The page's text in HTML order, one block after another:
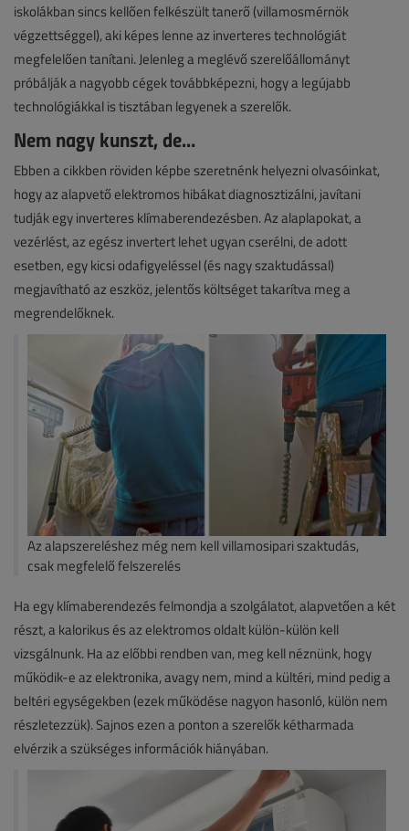
iskolákban sincs kellően felkészült tanerő (villamosmérnök
végzettséggel), aki képes lenne az inverteres technológiát
megfelelően tanítani. Jelenleg a meglévő szerelőállományt
próbálják a nagyobb cégek továbbképezni, hogy a legújabb
technológiákkal is tisztában legyenek a szerelők.
Nem nagy kunszt, de…
Ebben a cikkben röviden képbe szeretnénk helyezni olvasóinkat,
hogy az alapvető elektromos hibákat diagnosztizálni, javítani
tudják egy inverteres klímaberendezésben. Az alaplapokat, a
vezérlést, az egész invertert lehet ugyan cserélni, de adott
esetben, egy kicsi odafigyeléssel (és nagy szaktudással)
megjavítható az eszköz, jelentős költséget takarítva meg a
megrendelőknek.
Az alapszereléshez még nem kell villamosipari szaktudás,
csak megfelelő felszerelés
Ha egy klímaberendezés felmondja a szolgálatot, alapvetően a két
részt, a kalorikus és az elektromos oldalt külön-külön kell
vizsgálnunk. Ha az előbbi rendben van, meg kell néznünk, hogy
működik-e az elektronika, avagy nem, mind a kültéri, mind pedig a
beltéri egységekben (ezek működése nagyon hasonló, külön nem
részletezzük). Sajnos ezen a ponton a szerelők kétharmada
elvérzik a szükséges információk hiányában.